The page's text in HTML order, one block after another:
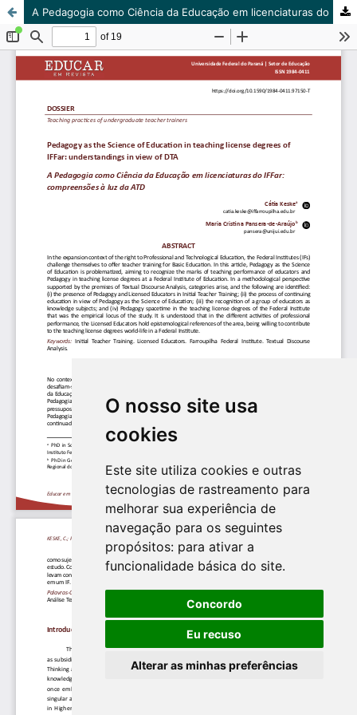
O nosso site usa
cookies
Este site utiliza cookies e outras
tecnologias de rastreamento para
melhorar sua experiência de
navegação para os seguintes
propósitos: para ativar a
funcionalidade básica do site.
Concordo
Eu recuso
Alterar as minhas preferências
A Pedagogia como Ciência da Educação em licenciaturas do IFFar: